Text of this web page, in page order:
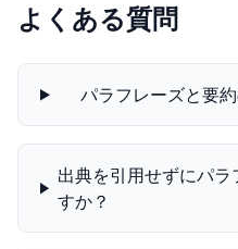
よくある質問
パラフレーズと要
出典を引用せずにパ
すか？